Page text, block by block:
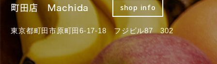
町田店 Machida shop info
東京都町田市原町田6-17-18 フジビル87 302